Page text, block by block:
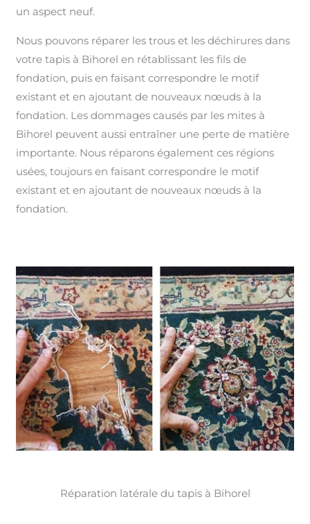
un aspect neuf.
Nous pouvons réparer les trous et les déchirures dans
votre tapis à Bihorel en rétablissant les fils de
fondation, puis en faisant correspondre le motif
existant et en ajoutant de nouveaux nœuds à la
fondation. Les dommages causés par les mites à
Bihorel peuvent aussi entraîner une perte de matière
importante. Nous réparons également ces régions
usées, toujours en faisant correspondre le motif
existant et en ajoutant de nouveaux nœuds à la
fondation.
Réparation latérale du tapis à Bihorel